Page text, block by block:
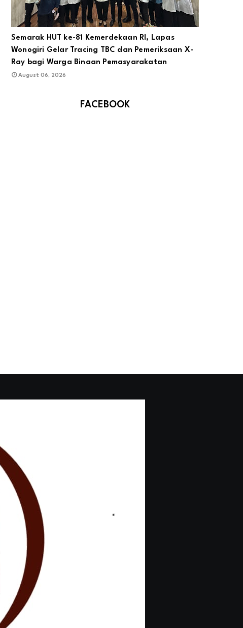
Semarak HUT ke-81 Kemerdekaan RI, Lapas
Wonogiri Gelar Tracing TBC dan Pemeriksaan X-
Ray bagi Warga Binaan Pemasyarakatan
August 06, 2026
FACEBOOK